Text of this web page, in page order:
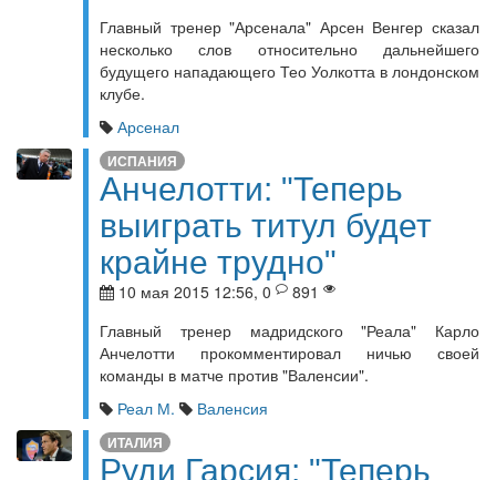
Главный тренер "Арсенала" Арсен Венгер сказал
несколько слов относительно дальнейшего
будущего нападающего Тео Уолкотта в лондонском
клубе.
Арсенал
ИСПАНИЯ
Анчелотти: "Теперь
выиграть титул будет
крайне трудно"
10 мая 2015 12:56, 0
891
Главный тренер мадридского "Реала" Карло
Анчелотти прокомментировал ничью своей
команды в матче против "Валенсии".
Реал М.
Валенсия
ИТАЛИЯ
Руди Гарсия: "Теперь